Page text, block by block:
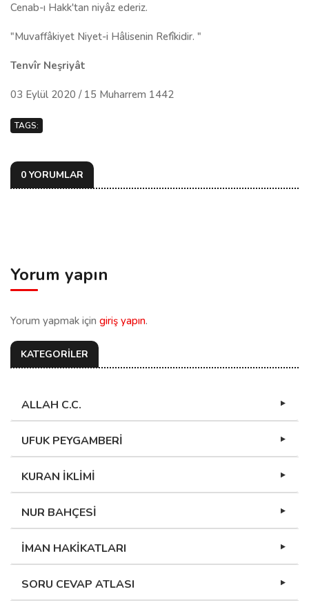
Cenab-ı Hakk'tan niyâz ederiz.
"Muvaffâkiyet Niyet-i Hâlisenin Refîkidir. "
Tenvîr Neşriyât
03 Eylül 2020 / 15 Muharrem 1442
TAGS:
0 YORUMLAR
Yorum yapın
Yorum yapmak için giriş yapın.
KATEGORİLER
ALLAH C.C.
UFUK PEYGAMBERİ
KURAN İKLİMİ
NUR BAHÇESİ
İMAN HAKİKATLARI
SORU CEVAP ATLASI